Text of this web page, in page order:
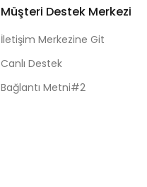
Müşteri Destek Merkezi
İletişim Merkezine Git
Canlı Destek
Bağlantı Metni#2